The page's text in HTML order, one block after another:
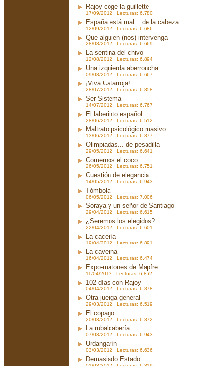
Rajoy coge la guillette
17/09/2012 Lecturas: 6.780
España está mal... de la cabeza
12/09/2012 Lecturas: 6.686
Que alguien (nos) intervenga
28/08/2012 Lecturas: 6.669
La sentina del chivo
12/08/2012 Lecturas: 6.894
Una izquierda aberroncha
09/08/2012 Lecturas: 6.667
¡Viva Catarroja!
28/07/2012 Lecturas: 6.858
Ser Sistema
14/07/2012 Lecturas: 6.767
El laberinto español
28/06/2012 Lecturas: 6.512
Maltrato psicológico masivo
13/06/2012 Lecturas: 6.877
Olimpiadas... de pesadilla
29/05/2012 Lecturas: 6.641
Comernos el coco
26/05/2012 Lecturas: 6.751
Cuestión de elegancia
14/05/2012 Lecturas: 6.943
Tómbola
06/05/2012 Lecturas: 7.006
Soraya y un señor de Santiago
29/04/2012 Lecturas: 6.615
¿Seremos los elegidos?
22/04/2012 Lecturas: 6.601
La cacería
19/04/2012 Lecturas: 6.891
La caverna
16/04/2012 Lecturas: 6.474
Expo-matones de Mapfre
11/04/2012 Lecturas: 6.862
102 días con Rajoy
04/04/2012 Lecturas: 6.878
Otra juerga general
29/03/2012 Lecturas: 6.519
El copago
20/03/2012 Lecturas: 6.872
La rubalcabería
07/03/2012 Lecturas: 6.943
Urdangarín
03/03/2012 Lecturas: 6.636
Demasiado Estado